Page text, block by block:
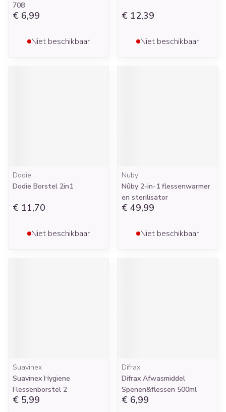
708
€ 6,99
Niet beschikbaar
€ 12,39
Niet beschikbaar
Dodie
Dodie Borstel 2in1
€ 11,70
Niet beschikbaar
Nuby
Nûby 2-in-1 flessenwarmer
en sterilisator
€ 49,99
Niet beschikbaar
Suavinex
Suavinex Hygiene
Flessenborstel 2
€ 5,99
Difrax
Difrax Afwasmiddel
Spenen&flessen 500ml
€ 6,99